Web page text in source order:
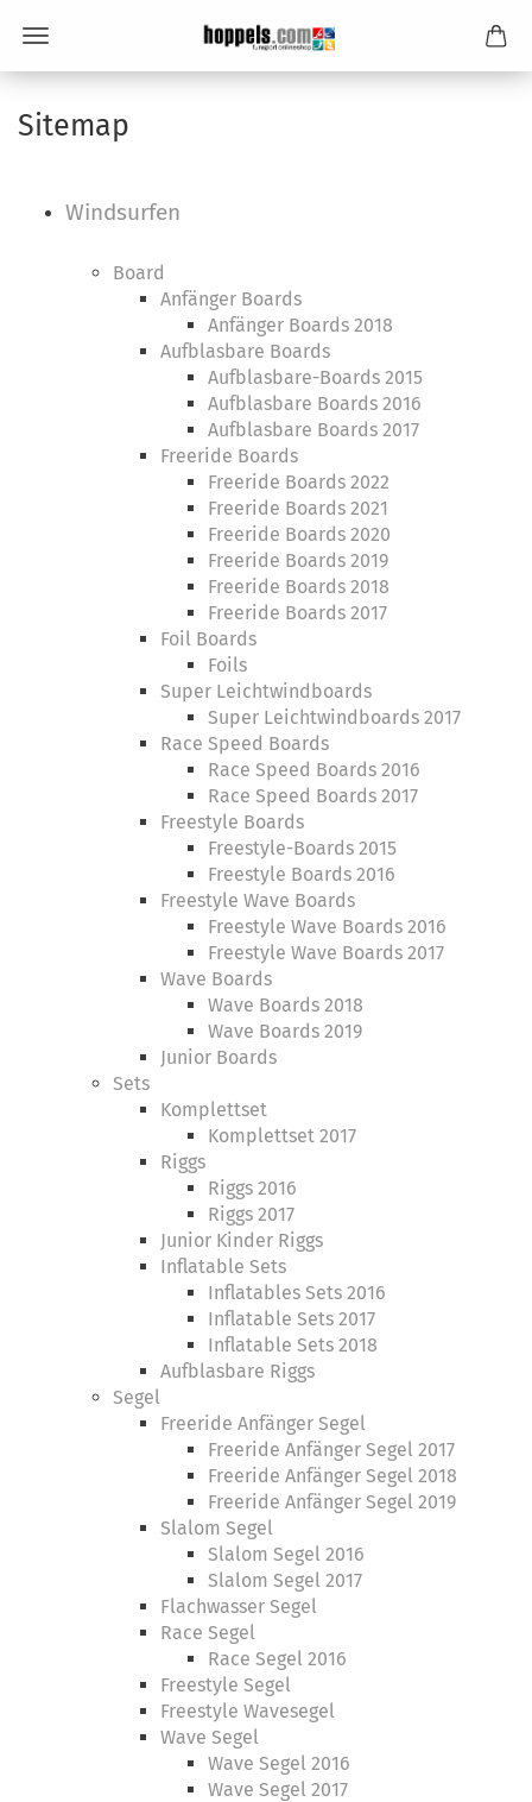
Sitemap
Windsurfen
Board
Anfänger Boards
Anfänger Boards 2018
Aufblasbare Boards
Aufblasbare-Boards 2015
Aufblasbare Boards 2016
Aufblasbare Boards 2017
Freeride Boards
Freeride Boards 2022
Freeride Boards 2021
Freeride Boards 2020
Freeride Boards 2019
Freeride Boards 2018
Freeride Boards 2017
Foil Boards
Foils
Super Leichtwindboards
Super Leichtwindboards 2017
Race Speed Boards
Race Speed Boards 2016
Race Speed Boards 2017
Freestyle Boards
Freestyle-Boards 2015
Freestyle Boards 2016
Freestyle Wave Boards
Freestyle Wave Boards 2016
Freestyle Wave Boards 2017
Wave Boards
Wave Boards 2018
Wave Boards 2019
Junior Boards
Sets
Komplettset
Komplettset 2017
Riggs
Riggs 2016
Riggs 2017
Junior Kinder Riggs
Inflatable Sets
Inflatables Sets 2016
Inflatable Sets 2017
Inflatable Sets 2018
Aufblasbare Riggs
Segel
Freeride Anfänger Segel
Freeride Anfänger Segel 2017
Freeride Anfänger Segel 2018
Freeride Anfänger Segel 2019
Slalom Segel
Slalom Segel 2016
Slalom Segel 2017
Flachwasser Segel
Race Segel
Race Segel 2016
Freestyle Segel
Freestyle Wavesegel
Wave Segel
Wave Segel 2016
Wave Segel 2017